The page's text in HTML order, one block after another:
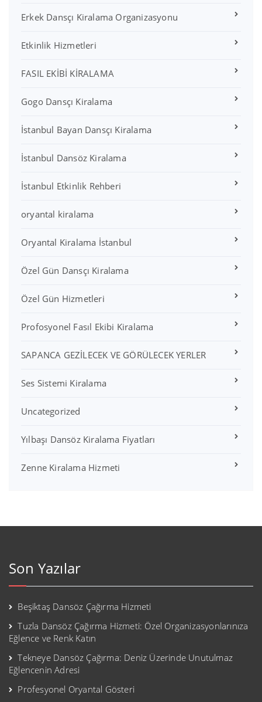
Erkek Dansçı Kiralama Organizasyonu
Etkinlik Hizmetleri
FASIL EKİBİ KİRALAMA
Gogo Dansçı Kiralama
İstanbul Bayan Dansçı Kiralama
İstanbul Dansöz Kiralama
İstanbul Etkinlik Rehberi
oryantal kiralama
Oryantal Kiralama İstanbul
Özel Gün Dansçı Kiralama
Özel Gün Hizmetleri
Profosyonel Fasıl Ekibi Kiralama
SAPANCA GEZİLECEK VE GÖRÜLECEK YERLER
Ses Sistemi Kiralama
Uncategorized
Yılbaşı Dansöz Kiralama Fiyatları
Zenne Kiralama Hizmeti
Son Yazılar
Beşiktaş Dansöz Çağırma Hizmeti
Tuzla Dansöz Çağırma Hizmeti: Özel Organizasyonlarınıza
Eğlence ve Renk Katın
Tekneye Dansöz Çağırma: Deniz Üzerinde Unutulmaz
Eğlencenin Adresi
Profesyonel Oryantal Gösteri